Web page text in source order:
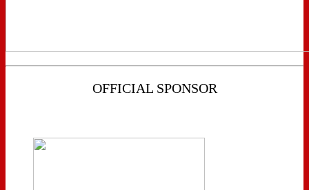
OFFICIAL SPONSOR